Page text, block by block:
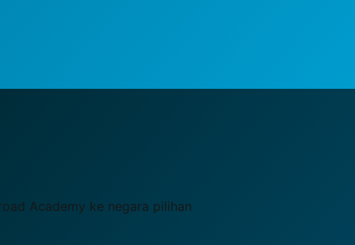
Academy ke negara pilihan